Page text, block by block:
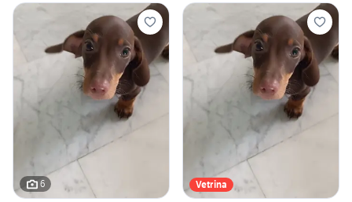
6 Vetrina